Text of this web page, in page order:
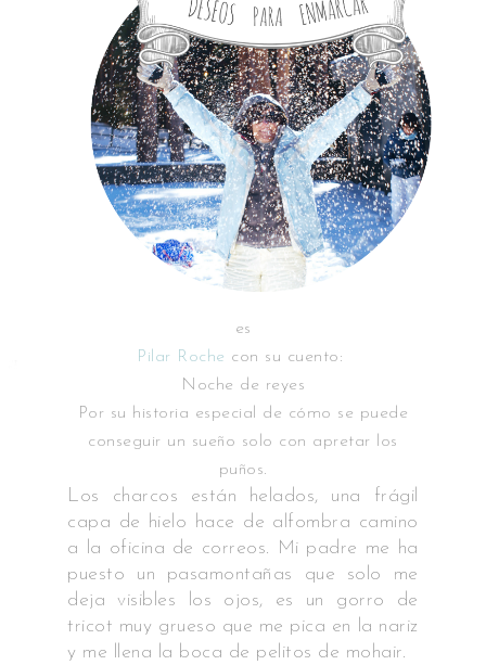
es
Pilar Roche con su cuento:
Noche de reyes
Por su historia especial de cómo se puede
conseguir un sueño solo con apretar los
puños.
Los charcos están helados, una frágil
capa de hielo hace de alfombra camino
a la oficina de correos. Mi padre me ha
puesto un pasamontañas que solo me
deja visibles los ojos, es un gorro de
tricot muy grueso que me pica en la nariz
y me llena la boca de pelitos de mohair.